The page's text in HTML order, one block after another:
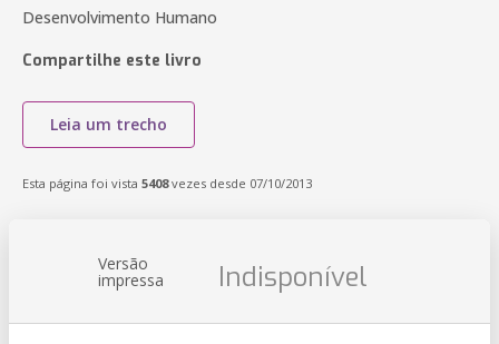
Desenvolvimento Humano
Compartilhe este livro
Leia um trecho
Esta página foi vista 5408vezes desde 07/10/2013
Versão
impressa Indisponível